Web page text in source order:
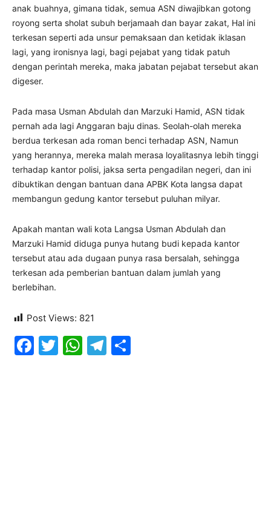
anak buahnya, gimana tidak, semua ASN diwajibkan gotong
royong serta sholat subuh berjamaah dan bayar zakat, Hal ini
terkesan seperti ada unsur pemaksaan dan ketidak iklasan
lagi, yang ironisnya lagi, bagi pejabat yang tidak patuh
dengan perintah mereka, maka jabatan pejabat tersebut akan
digeser.
Pada masa Usman Abdulah dan Marzuki Hamid, ASN tidak
pernah ada lagi Anggaran baju dinas. Seolah-olah mereka
berdua terkesan ada roman benci terhadap ASN, Namun
yang herannya, mereka malah merasa loyalitasnya lebih tinggi
terhadap kantor polisi, jaksa serta pengadilan negeri, dan ini
dibuktikan dengan bantuan dana APBK Kota langsa dapat
membangun gedung kantor tersebut puluhan milyar.
Apakah mantan wali kota Langsa Usman Abdulah dan
Marzuki Hamid diduga punya hutang budi kepada kantor
tersebut atau ada dugaan punya rasa bersalah, sehingga
terkesan ada pemberian bantuan dalam jumlah yang
berlebihan.
Post Views: 821
Facebook
Twitter
WhatsApp
Telegram